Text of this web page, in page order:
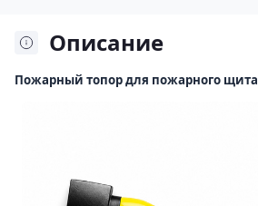
Описание
Пожарный топор для пожарного щита